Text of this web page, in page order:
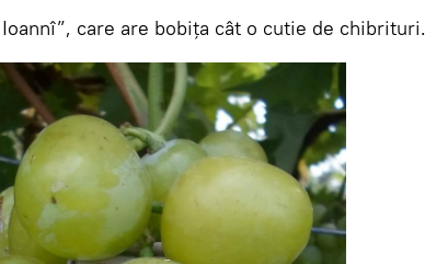
care are bobița cât o cutie de chibrituri.